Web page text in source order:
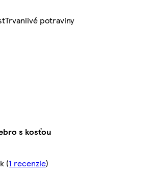
Trvanlivé potraviny
s kosťou
(1 recenzie)